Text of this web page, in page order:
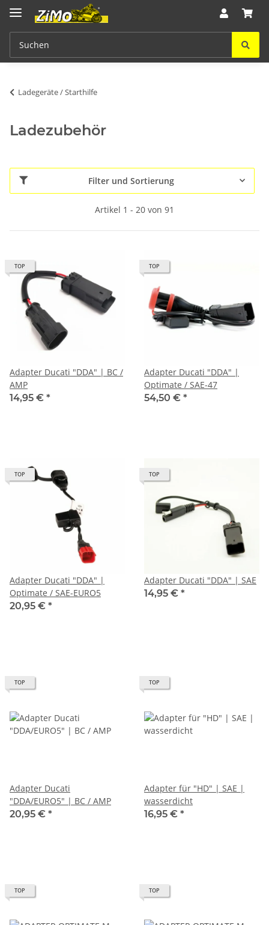
Ladegeräte / Starthilfe
Ladezubehör
Filter und Sortierung
Artikel 1 - 20 von 91
TOP
Adapter Ducati "DDA" | BC /
AMP
14,95 € *
TOP
Adapter Ducati "DDA" |
Optimate / SAE-47
54,50 € *
TOP
Adapter Ducati "DDA" |
Optimate / SAE-EURO5
20,95 € *
TOP
Adapter Ducati "DDA" | SAE
14,95 € *
TOP
Adapter Ducati
"DDA/EURO5" | BC / AMP
20,95 € *
TOP
Adapter für "HD" | SAE |
wasserdicht
16,95 € *
TOP TOP